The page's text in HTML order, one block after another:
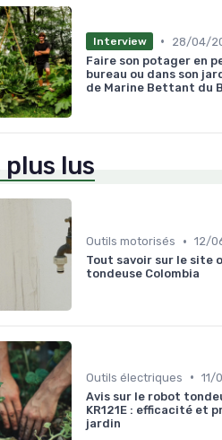
Interview •
28/04/
Faire son potager en
bureau ou dans son
de Marine Bettant du
plus lus
Outils motorisés • 12/
Tout savoir sur le site
tondeuse Colombia
Outils électriques • 11/
Avis sur le robot
KR121E : efficacité et
jardin